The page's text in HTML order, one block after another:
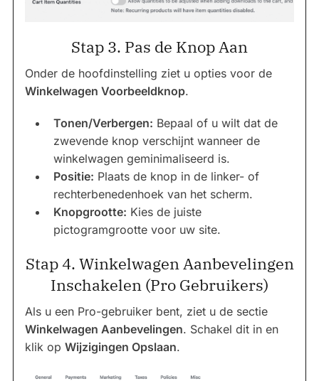
Stap 3. Pas de Knop Aan
Onder de hoofdinstelling ziet u opties voor de
Winkelwagen Voorbeeldknop.
Tonen/Verbergen: Bepaal of u wilt dat de
zwevende knop verschijnt wanneer de
winkelwagen geminimaliseerd is.
Positie: Plaats de knop in de linker- of
rechterbenedenhoek van het scherm.
Knopgrootte: Kies de juiste
pictogramgrootte voor uw site.
Stap 4. Winkelwagen Aanbevelingen
Inschakelen (Pro Gebruikers)
Als u een Pro-gebruiker bent, ziet u de sectie
Winkelwagen Aanbevelingen. Schakel dit in en
klik op Wijzigingen Opslaan.